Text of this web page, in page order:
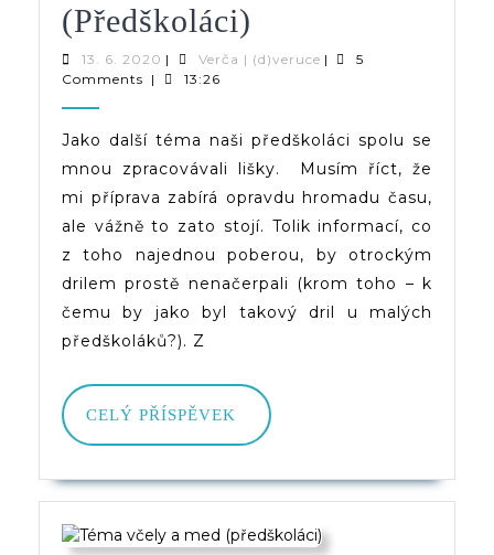
(předškoláci)
|
(předškoláci)
13. 6. 2020 13.
6.
| Verča | (d)veruceVerča
|
5
Comments | 13:26
Jako další téma naši předškoláci spolu se
mnou zpracovávali lišky. Musím říct, že
mi příprava zabírá opravdu hromadu času,
ale vážně to zato stojí. Tolik informací, co
z toho najednou poberou, by otrockým
drilem prostě nenačerpali (krom toho – k
čemu by jako byl takový dril u malých
předškoláků?). Z
CELÝ PŘÍSPĚVEK
CELÝ
PŘÍSPĚVEK